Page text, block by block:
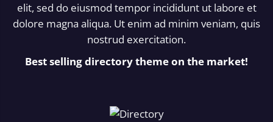
elit, sed do eiusmod tempor incididunt ut labore et
dolore magna aliqua. Ut enim ad minim veniam, quis
nostrud exercitation.
Best selling directory theme on the market!